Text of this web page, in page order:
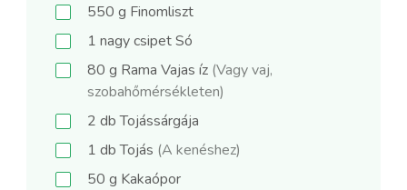
550 g Finomliszt
1 nagy csipetSó
80 g Rama Vajas íz (Vagy vaj,
szobahőmérsékleten)
2 dbTojássárgája
1 dbTojás (A kenéshez)
50 g Kakaópor